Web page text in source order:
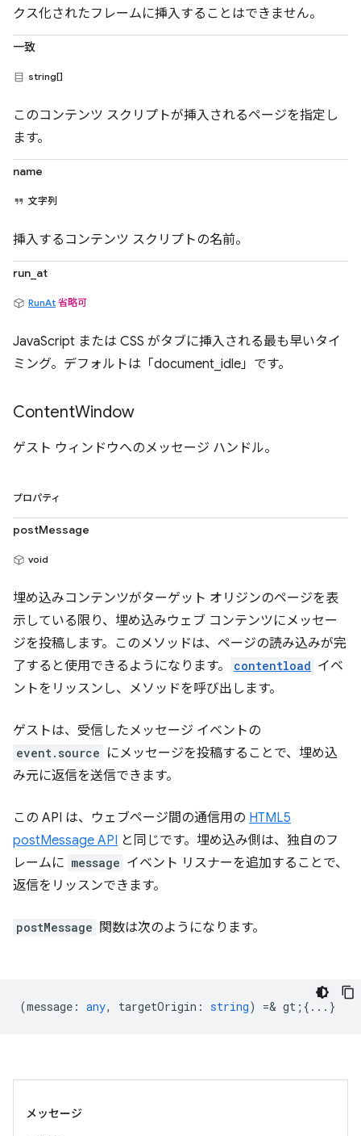
クス化されたフレームに挿入することはできません。
一致
string[]
このコンテンツ スクリプトが挿入されるページを指定し
ます。
name
文字列
挿入するコンテンツ スクリプトの名前。
run_at
RunAt 省略可
JavaScript または CSS がタブに挿入される最も早いタイ
ミング。デフォルトは「document_idle」です。
ContentWindow
ゲスト ウィンドウへのメッセージ ハンドル。
プロパティ
postMessage
void
埋め込みコンテンツがターゲット オリジンのページを表
示している限り、埋め込みウェブ コンテンツにメッセー
ジを投稿します。このメソッドは、ページの読み込みが完
了すると使用できるようになります。
contentload イベ
ントをリッスンし、メソッドを呼び出します。
ゲストは、受信したメッセージ イベントの
event.source にメッセージを投稿することで、埋め込
み元に返信を送信できます。
この API は、ウェブページ間の通信用の HTML5
postMessage API と同じです。埋め込み側は、独自のフ
レームに message イベント リスナーを追加することで、
返信をリッスンできます。
postMessage 関数は次のようになります。
(message : any, targetOrigin : string) =& gt;{...}
メッセージ